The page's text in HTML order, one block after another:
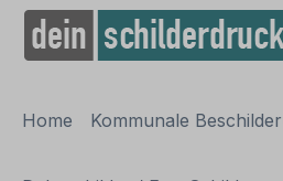
Zur Hauptnavigation
Home Kommunale